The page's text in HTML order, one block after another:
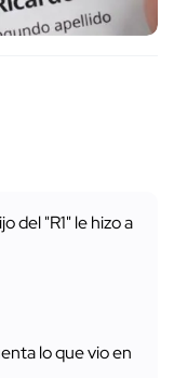
del "R1" le hizo a
lo que vio en